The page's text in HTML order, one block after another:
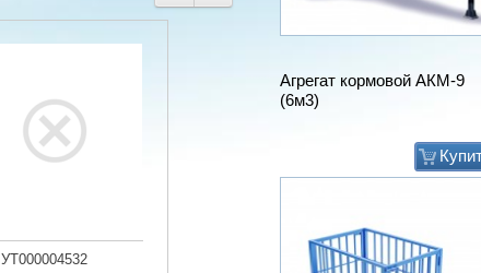
Агрегат кормовой АКМ-9
(6м3)
УТ000004532